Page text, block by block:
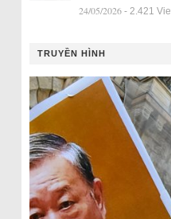
24/05/2026 - 2.421
TRUYỀN HÌNH